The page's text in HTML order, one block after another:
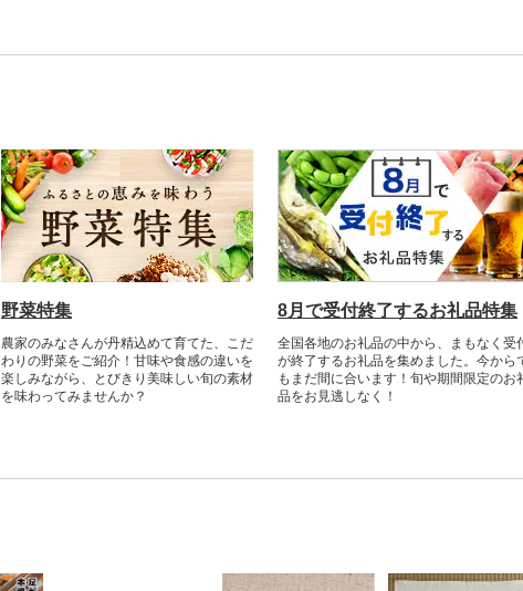
野菜特集
農家のみなさんが丹精込めて育てた、こだ
わりの野菜をご紹介！甘味や食感の違いを
楽しみながら、とびきり美味しい旬の素材
を味わってみませんか？
8月で受付終了するお礼品特集
全国各地のお礼品の中から、まもなく受
が終了するお礼品を集めました。今から
もまだ間に合います！旬や期間限定のお
品をお見逃しなく！